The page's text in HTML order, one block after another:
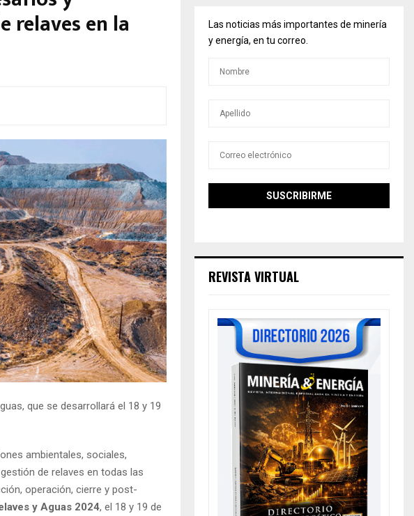
relaves en la
que se desarrollará el 18 y 19
ambientales, sociales,
de relaves en todas las
operación, cierre y post-
y Aguas 2024, el 18 y 19 de
Las noticias más importantes de minería
y energía, en tu correo.
REVISTA VIRTUAL